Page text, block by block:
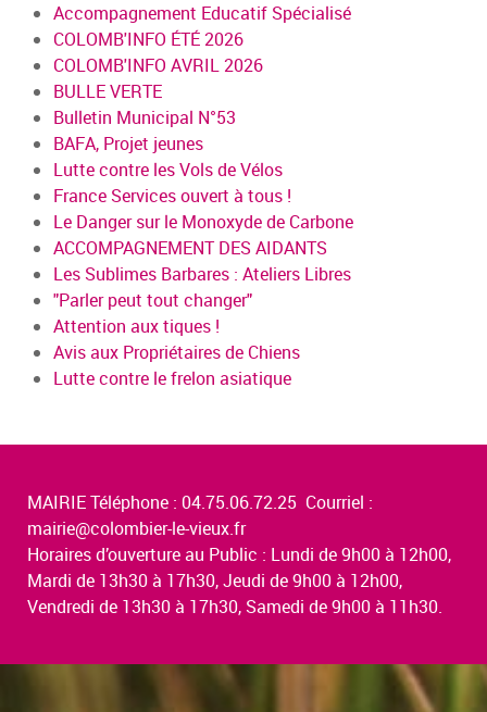
Accompagnement Educatif Spécialisé
COLOMB'INFO ÉTÉ 2026
COLOMB'INFO AVRIL 2026
BULLE VERTE
Bulletin Municipal N°53
BAFA, Projet jeunes
Lutte contre les Vols de Vélos
France Services ouvert à tous !
Le Danger sur le Monoxyde de Carbone
ACCOMPAGNEMENT DES AIDANTS
Les Sublimes Barbares : Ateliers Libres
"Parler peut tout changer"
Attention aux tiques !
Avis aux Propriétaires de Chiens
Lutte contre le frelon asiatique
MAIRIE Téléphone : 04.75.06.72.25 Courriel :
mairie@colombier-le-vieux.fr
Horaires d’ouverture au Public : Lundi de 9h00 à 12h00,
Mardi de 13h30 à 17h30, Jeudi de 9h00 à 12h00,
Vendredi de 13h30 à 17h30, Samedi de 9h00 à 11h30.